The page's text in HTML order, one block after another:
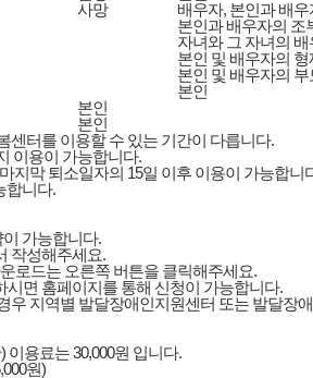
사망
배우자, 본인과 배우
본인과 배우자의 조
자녀와 그 자녀의 배
본인 및 배우자의
본인 및 배우자의
본인
본인
본인
센터를 이용할 수 있는 기간이 다릅니다.
이용이 가능합니다.
지막 퇴소일자의 15일 이후 이용이 가능합니
합니다.
가능합니다.
작성해주세요.
로드는 오른쪽 버튼을 클릭해주세요.
시면 홈페이지를 통해 신청이 가능합니다.
우 지역별 발달장애인지원센터 또는 발달장
이용료는 30,000원 입니다.
원)